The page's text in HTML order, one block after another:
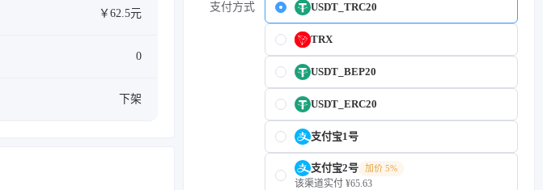
￥62.5元
0
下架
支付方式 USDT_TRC20
TRX
USDT_BEP20
USDT_ERC20
支付宝1号
支付宝2号 加价 5%
该渠道实付 ¥65.63